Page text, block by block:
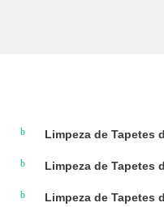
Limpeza de Tapetes
Limpeza de Tapetes
Limpeza de Tapetes